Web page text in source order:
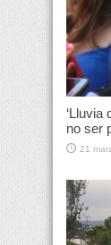
‘Lluvia
no ser
21